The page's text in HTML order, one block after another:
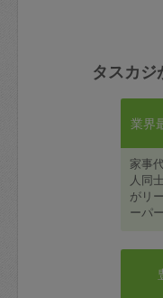
タスカジ
業界
家事
人同
がリ
ーパ